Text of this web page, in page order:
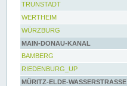
TRUNSTADT
WERTHEIM
WÜRZBURG
MAIN-DONAU-KANAL
BAMBERG
RIEDENBURG_UP
MÜRITZ-ELDE-WASSERSTRASSE